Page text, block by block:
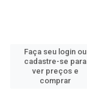
Faça seu login ou
cadastre-se para
ver preços e
comprar